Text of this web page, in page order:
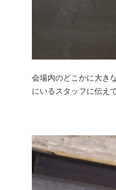
会場内のどこかに大き
にいるスタッフに伝え